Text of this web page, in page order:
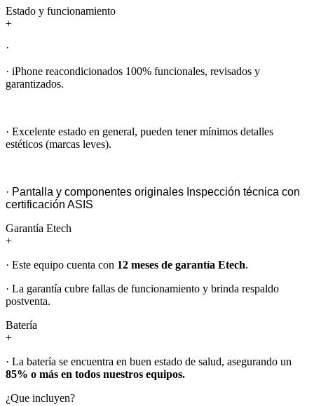
Estado y funcionamiento
+
·
· iPhone reacondicionados 100% funcionales, revisados y
garantizados.
· Excelente estado en general, pueden tener mínimos detalles
estéticos (marcas leves).
· Pantalla y componentes originales Inspección técnica con
certificación ASIS
Garantía Etech
+
· Este equipo cuenta con 12 meses de garantía Etech.
· La garantía cubre fallas de funcionamiento y brinda respaldo
postventa.
Batería
+
· La batería se encuentra en buen estado de salud, asegurando un
85% o más en todos nuestros equipos.
¿Que incluyen?